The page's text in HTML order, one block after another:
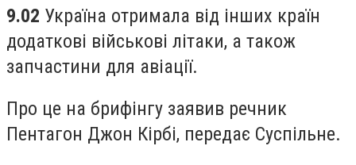
9.02 Україна отримала від інших країн
додаткові військові літаки, а також
запчастини для авіації.
Про це на брифінгу заявив речник
Пентагон Джон Кірбі, передає Суспільне.